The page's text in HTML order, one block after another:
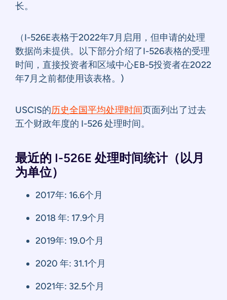
长。
（I-526E表格于2022年7月启用，但申请的处理
数据尚未提供。以下部分介绍了I-526表格的受理
时间，直接投资者和区域中心EB-5投资者在2022
年7月之前都使用该表格。)
USCIS的历史全国平均处理时间页面列出了过去
五个财政年度的 I-526 处理时间。
最近的 I-526E 处理时间统计（以月
为单位）
2017年: 16.6个月
2018 年: 17.9个月
2019年: 19.0个月
2020 年: 31.1个月
2021年: 32.5个月